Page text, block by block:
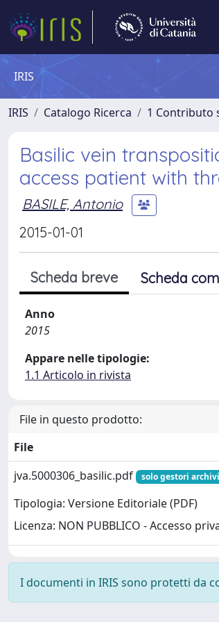
IRIS
IRIS Catalogo Ricerca 1 Contributo
Basilic vein
access patient with
BASILE, Antonio
2015-01-01
Scheda breve Scheda
Anno
2015
Appare nelle tipologie:
1.1 Articolo in rivista
File in questo prodotto:
File
jva.5000306_basilic.pdf
solo gestori
Tipologia: Versione Editoriale (PDF)
Licenza: NON PUBBLICO - Accesso
I documenti in IRIS sono protetti da